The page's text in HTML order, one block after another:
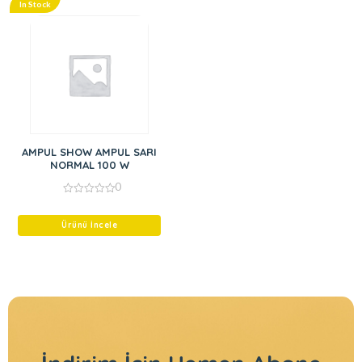
In Stock
AMPUL SHOW AMPUL SARI
NORMAL 100 W
of
0
Ürünü İncele